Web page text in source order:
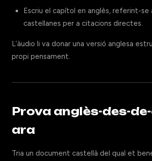
Escriu el capítol en anglès, referint-se
castellanes per a citacions directes.
L’àudio li va donar una versió anglesa
propi pensament.
Prova anglès-des-
ara
Tria un document castellà del qual et